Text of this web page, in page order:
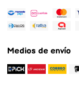
Medios de envío